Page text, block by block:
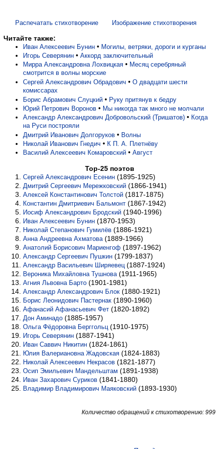
Распечатать стихотворение Изображение стихотворения
Читайте также:
Иван Алексеевич Бунин • Могилы, ветряки, дороги и курганы
Игорь Северянин • Аккорд заключительный
Мирра Александровна Лохвицкая • Месяц серебряный
смотрится в волны морские
Сергей Александрович Обрадович • О двадцати шести
комиссарах
Борис Абрамович Слуцкий • Руку притянув к бедру
Юрий Петрович Воронов • Мы никогда так много не молчали
Александр Александрович Добровольский (Тришатов) • Когда
на Руси построяли
Дмитрий Иванович Долгоруков • Волны
Николай Иванович Гнедич • К П. А. Плетнёву
Василий Алексеевич Комаровский • Август
Top-25 поэтов
Сергей Александрович Есенин (1895-1925)
Дмитрий Сергеевич Мережковский (1866-1941)
Алексей Константинович Толстой (1817-1875)
Константин Дмитриевич Бальмонт (1867-1942)
Иосиф Александрович Бродский (1940-1996)
Иван Алексеевич Бунин (1870-1953)
Николай Степанович Гумилёв (1886-1921)
Анна Андреевна Ахматова (1889-1966)
Анатолий Борисович Мариенгоф (1897-1962)
Александр Сергеевич Пушкин (1799-1837)
Александр Васильевич Ширяевец (1887-1924)
Вероника Михайловна Тушнова (1911-1965)
Агния Львовна Барто (1901-1981)
Александр Александрович Блок (1880-1921)
Борис Леонидович Пастернак (1890-1960)
Афанасий Афанасьевич Фет (1820-1892)
Дон Аминадо (1885-1957)
Ольга Фёдоровна Берггольц (1910-1975)
Игорь Северянин (1887-1941)
Иван Саввич Никитин (1824-1861)
Юлия Валериановна Жадовская (1824-1883)
Николай Алексеевич Некрасов (1821-1877)
Осип Эмильевич Мандельштам (1891-1938)
Иван Захарович Суриков (1841-1880)
Владимир Владимирович Маяковский (1893-1930)
Количество обращений к стихотворению: 999